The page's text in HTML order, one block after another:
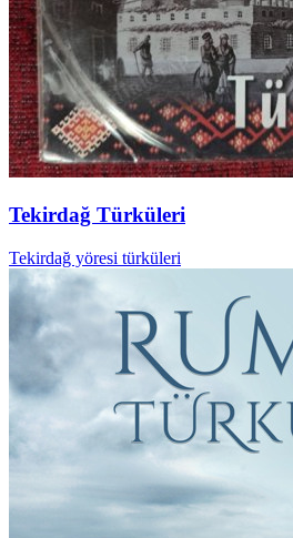
Tekirdağ Türküleri
Tekirdağ yöresi türküleri